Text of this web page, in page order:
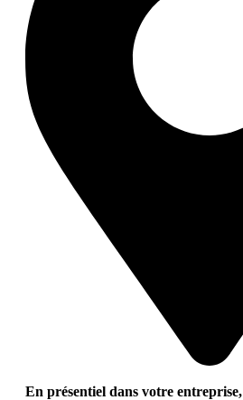
En présentiel dans votre entreprise,